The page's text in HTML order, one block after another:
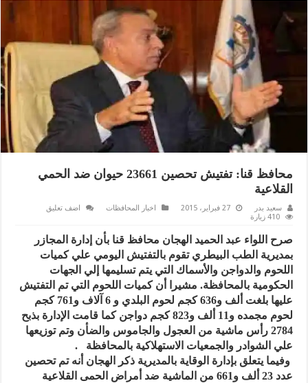
محافظ قنا: تفتيش تحصين 23661 حيوان ضد الحمي
القلاعية
سعيد بدر 27 فبراير، 2015 اخبار المحافظات
اضف تعليق
410 زيارة
صرح اللواء عبد الحميد الهجان محافظ قنا بأن إدارة المجازر
بمديرية الطب البيطري تقوم بالتفتيش اليومي علي كميات
اللحوم والدواجن والأسماك التي يتم تسليمها إلي الجهات
الحكومية بالمحافظة. مشيرا أن كميات اللحوم التي تم التفتيش
عليها بلغت ألف و636 كجم لحوم البلدي و 6 آلاف و761 كجم
لحوم مجمده و11 ألف و823 كجم دواجن كما قامت الإدارة بذبح
2784 رأس ماشية من العجول والجاموس والضأن وتم توزيعها
علي الشوادر والجمعيات الاستهلاكية بالمحافظة .
وفيما يتعلق بإدارة الوقاية بالمديرية ذكر الهجان أنه تم تحصين
عدد 23 ألف و661 من الماشية ضد أمراض الحمى القلاعية